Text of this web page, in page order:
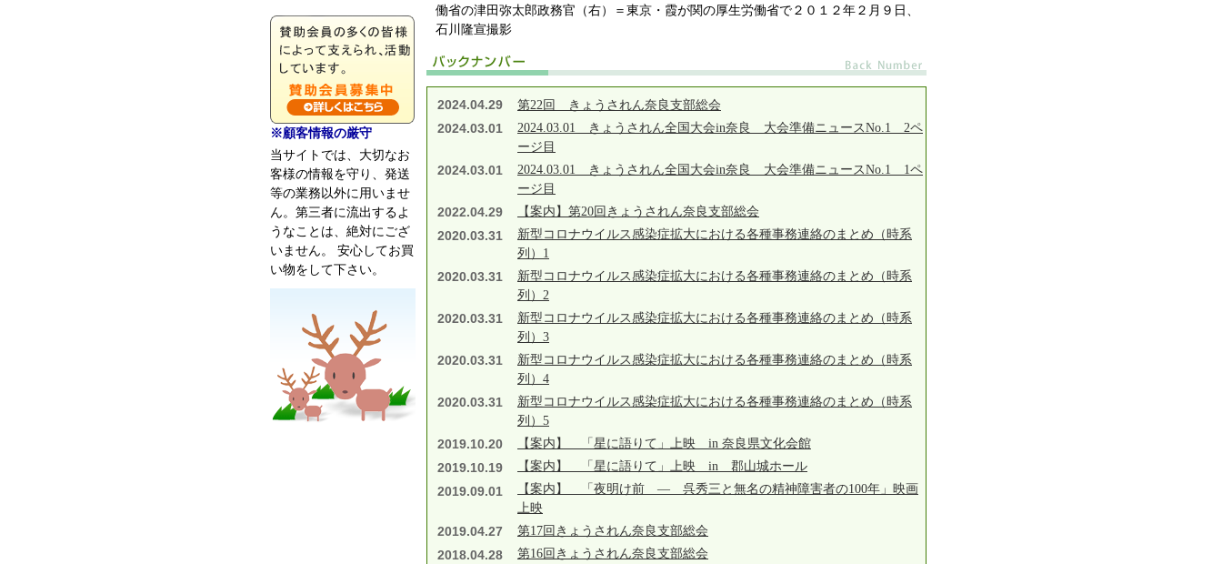
※顧客情報の厳守
当サイトでは、大切なお
客様の情報を守り、発送
等の業務以外に用いませ
ん。第三者に流出するよ
うなことは、絶対にござ
いません。 安心してお買
い物をして下さい。
働省の津田弥太郎政務官（右）＝東京・霞が関の厚生労働省で２０１２年２月９日、
石川隆宣撮影
2024.04.29 第22回 きょうされん奈良支部総会
2024.03.01
2024.03.01 きょうされん全国大会in奈良 大会準備ニュースNo.1 2ペ
ージ目
2024.03.01
2024.03.01 きょうされん全国大会in奈良 大会準備ニュースNo.1 1ペ
ージ目
2022.04.29 【案内】第20回きょうされん奈良支部総会
2020.03.31
新型コロナウイルス感染症拡大における各種事務連絡のまとめ（時系
列）1
2020.03.31
新型コロナウイルス感染症拡大における各種事務連絡のまとめ（時系
列）2
2020.03.31
新型コロナウイルス感染症拡大における各種事務連絡のまとめ（時系
列）3
2020.03.31
新型コロナウイルス感染症拡大における各種事務連絡のまとめ（時系
列）4
2020.03.31
新型コロナウイルス感染症拡大における各種事務連絡のまとめ（時系
列）5
2019.10.20 【案内】 「星に語りて」上映 in 奈良県文化会館
2019.10.19 【案内】 「星に語りて」上映 in 郡山城ホール
2019.09.01
【案内】 「夜明け前 ― 呉秀三と無名の精神障害者の100年」映画
上映
2019.04.27 第17回きょうされん奈良支部総会
2018.04.28 第16回きょうされん奈良支部総会